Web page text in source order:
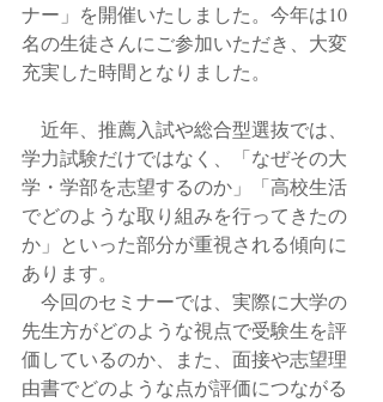
ナー」を開催いたしました。今年は10
名の生徒さんにご参加いただき、大変
充実した時間となりました。
近年、推薦入試や総合型選抜では、
学力試験だけではなく、「なぜその大
学・学部を志望するのか」「高校生活
でどのような取り組みを行ってきたの
か」といった部分が重視される傾向に
あります。
今回のセミナーでは、実際に大学の
先生方がどのような視点で受験生を評
価しているのか、また、面接や志望理
由書でどのような点が評価につながる